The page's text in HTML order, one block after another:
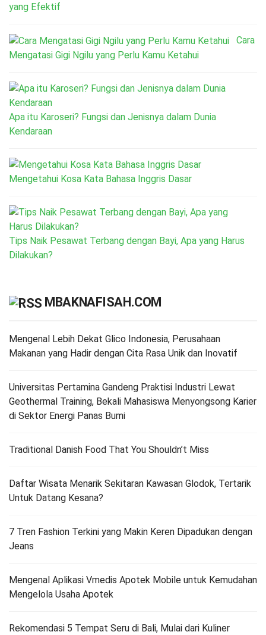
yang Efektif
Cara
Mengatasi Gigi Ngilu yang Perlu Kamu Ketahui
Apa itu Karoseri? Fungsi dan Jenisnya dalam Dunia
Kendaraan
Mengetahui Kosa Kata Bahasa Inggris Dasar
Tips Naik Pesawat Terbang dengan Bayi, Apa yang Harus
Dilakukan?
MBAKNAFISAH.COM
Mengenal Lebih Dekat Glico Indonesia, Perusahaan
Makanan yang Hadir dengan Cita Rasa Unik dan Inovatif
Universitas Pertamina Gandeng Praktisi Industri Lewat
Geothermal Training, Bekali Mahasiswa Menyongsong Karier
di Sektor Energi Panas Bumi
Traditional Danish Food That You Shouldn’t Miss
Daftar Wisata Menarik Sekitaran Kawasan Glodok, Tertarik
Untuk Datang Kesana?
7 Tren Fashion Terkini yang Makin Keren Dipadukan dengan
Jeans
Mengenal Aplikasi Vmedis Apotek Mobile untuk Kemudahan
Mengelola Usaha Apotek
Rekomendasi 5 Tempat Seru di Bali, Mulai dari Kuliner